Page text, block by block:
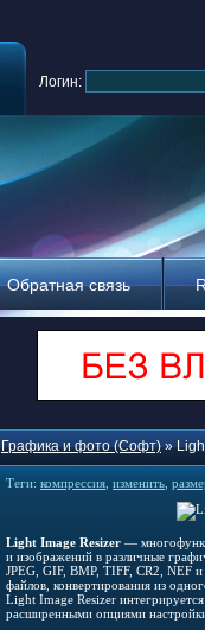
Логин:
Обратная связь
Графика и фото (Софт)»
Теги: компрессия изменить
Light Image Resizer —
и изображений в различные
JPEG, GIF, BMP, TIFF, CR2, NEF
файлов, конвертирования из
Light Image Resizer
расширенными опциями